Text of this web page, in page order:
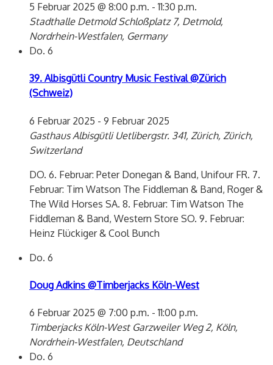
5 Februar 2025 @ 8:00 p.m. -11:30 p.m.
Stadthalle DetmoldSchloßplatz 7, Detmold,
Nordrhein-Westfalen, Germany
Do. 6
39. Albisgütli Country Music Festival @Zürich
(Schweiz)
6 Februar 2025 - 9 Februar 2025
Gasthaus Albisgütli Uetlibergstr. 341, Zürich, Zürich,
Switzerland
DO. 6. Februar: Peter Donegan & Band, Unifour FR. 7.
Februar: Tim Watson The Fiddleman & Band, Roger &
The Wild Horses SA. 8. Februar: Tim Watson The
Fiddleman & Band, Western Store SO. 9. Februar:
Heinz Flückiger & Cool Bunch
Do. 6
Doug Adkins @Timberjacks Köln-West
6 Februar 2025 @ 7:00 p.m. -11:00 p.m.
Timberjacks Köln-West Garzweiler Weg 2, Köln,
Nordrhein-Westfalen, Deutschland
Do. 6